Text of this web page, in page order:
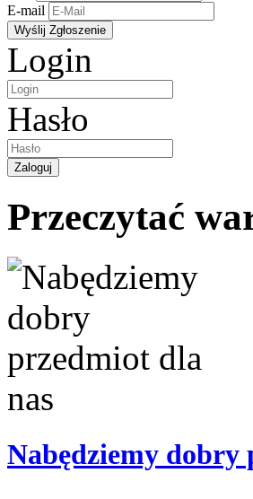
E-mail
Login
Hasło
Przeczytać
Nabędziemy dobry